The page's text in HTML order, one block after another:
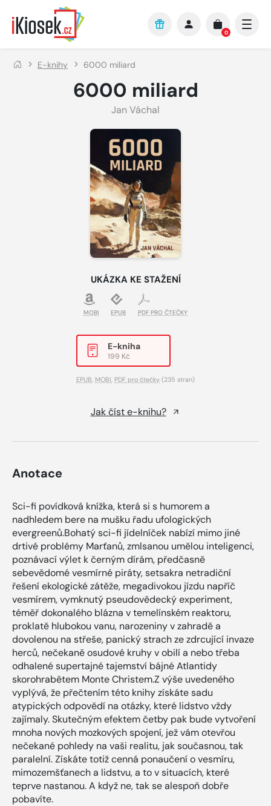
Přejít na hlavní obsah
0
E-knihy 6000 miliard
6000 miliard
Jan Váchal
UKÁZKA KE STAŽENÍ
MOBI EPUB PDF PRO ČTEČKY
E-kniha
199 Kč
EPUB MOBI PDF pro čtečky (235 stran)
Jak číst e-knihu?
Anotace
Sci-fi povídková knížka, která si s humorem a
nadhledem bere na mušku řadu ufologických
evergreenů.Bohatý sci-fi jídelníček nabízí mimo jiné
drtivé problémy Marťanů, zmlsanou umělou inteligenci,
poznávací výlet k černým dírám, předčasně
sebevědomé vesmírné piráty, setsakra netradiční
řešení ekologické zátěže, megadivokou jízdu napříč
vesmírem, vymknutý pseudovědecký experiment,
téměř dokonalého blázna v temelínském reaktoru,
proklatě hlubokou vanu, narozeniny v zahradě a
dovolenou na střeše, panický strach ze zdrcující invaze
herců, nečekaně osudové kruhy v obilí a nebo třeba
odhalené supertajné tajemství bájné Atlantidy
skorohrabětem Monte Christem.Z výše uvedeného
vyplývá, že přečtením této knihy získáte sadu
atypických odpovědí na otázky, které lidstvo vždy
zajímaly. Skutečným efektem četby pak bude vytvoření
mnoha nových mozkových spojení, jež vám otevřou
nečekané pohledy na vaši realitu, jak současnou, tak
paralelní. Získáte totiž cenná ponaučení o vesmíru,
mimozemšťanech a lidstvu, a to v situacích, které
teprve nastanou. A když ne, tak se alespoň dobře
pobavíte.